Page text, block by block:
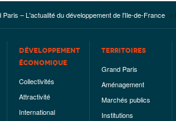
Paris – L'actualité du développement de l'Ile-de-France
DÉVELOPPEMENT
ÉCONOMIQUE
Collectivités
Attractivité
International
TERRITOIRES
Grand Paris
Aménagement
Marchés publics
Institutions